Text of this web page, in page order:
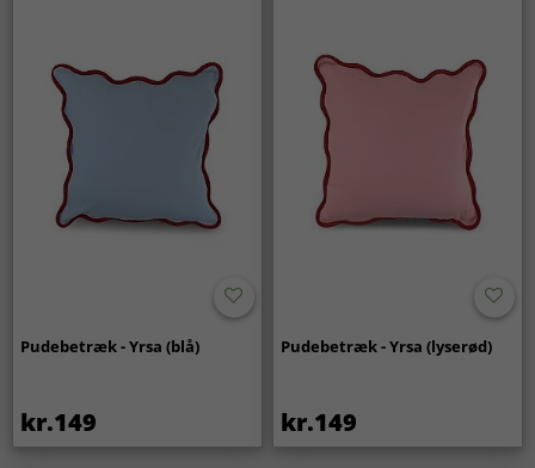
Pudebetræk - Yrsa (blå)
kr.149
Pudebetræk - Yrsa (lyserød)
kr.149